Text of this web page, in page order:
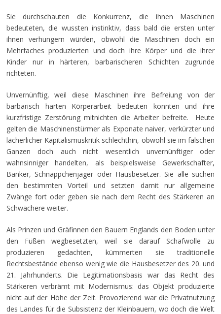
Sie durchschauten die Konkurrenz, die ihnen Maschinen
bedeuteten, die wussten instinktiv, dass bald die ersten unter
ihnen verhungern würden, obwohl die Maschinen doch ein
Mehrfaches produzierten und doch ihre Körper und die ihrer
Kinder nur in härteren, barbarischeren Schichten zugrunde
richteten.
Unvernünftig, weil diese Maschinen ihre Befreiung von der
barbarisch harten Körperarbeit bedeuten konnten und ihre
kurzfristige Zerstörung mitnichten die Arbeiter befreite. Heute
gelten die Maschinenstürmer als Exponate naiver, verkürzter und
lächerlicher Kapitalismuskritik schlechthin, obwohl sie im falschen
Ganzen doch auch nicht wesentlich unvernünftiger oder
wahnsinniger handelten, als beispielsweise Gewerkschafter,
Banker, Schnäppchenjäger oder Hausbesetzer. Sie alle suchen
den bestimmten Vorteil und setzten damit nur allgemeine
Zwänge fort oder geben sie nach dem Recht des Stärkeren an
Schwächere weiter.
Als Prinzen und Gräfinnen den Bauern Englands den Boden unter
den Füßen wegbesetzten, weil sie darauf Schafwolle zu
produzieren gedachten, kümmerten sie traditionelle
Rechtsbestände ebenso wenig wie die Hausbesetzer des 20. und
21. Jahrhunderts. Die Legitimationsbasis war das Recht des
Stärkeren verbrämt mit Modernismus: das Objekt produzierte
nicht auf der Höhe der Zeit. Provozierend war die Privatnutzung
des Landes für die Subsistenz der Kleinbauern, wo doch die Welt